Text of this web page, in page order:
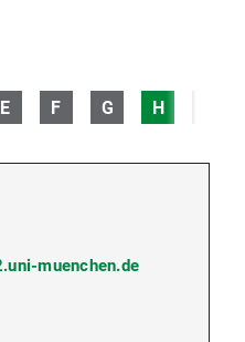
E F G H
muenchen.de